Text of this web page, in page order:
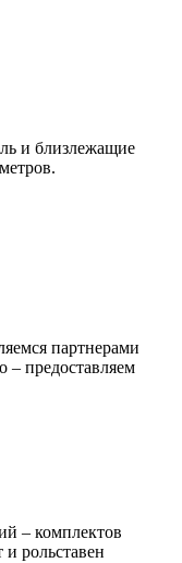
и близлежащие
партнерами
предоставляем
– комплектов
рольставен